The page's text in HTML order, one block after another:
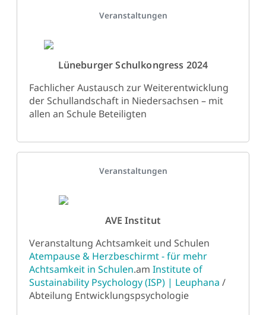
Veranstaltungen
Lüneburger Schulkongress 2024
Fachlicher Austausch zur Weiterentwicklung
der Schullandschaft in Niedersachsen – mit
allen an Schule Beteiligten
Veranstaltungen
AVE Institut
Veranstaltung Achtsamkeit und Schulen
Atempause & Herzbeschirmt - für mehr
Achtsamkeit in Schulen.am Institute of
Sustainability Psychology (ISP) | Leuphana /
Abteilung Entwicklungspsychologie